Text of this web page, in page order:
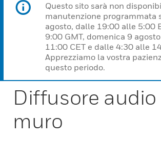
Questo sito sarà non
manutenzione programmata
agosto, dalle 19:00 alle 5:00
9:00 GMT, domenica 9
11:00 CET e dalle 4:30 alle
Apprezziamo la vostra
questo periodo.
Diffusore audio
muro